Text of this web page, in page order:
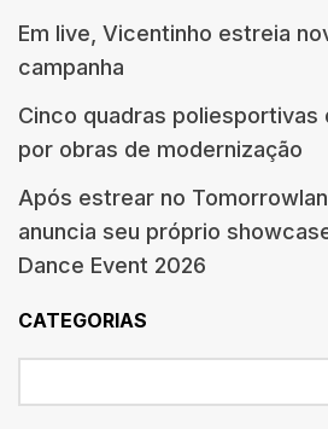
Em live, Vicentinho estreia
campanha
Cinco quadras poliesportivas
por obras de modernização
Após estrear no
anuncia seu próprio
Dance Event 2026
CATEGORIAS